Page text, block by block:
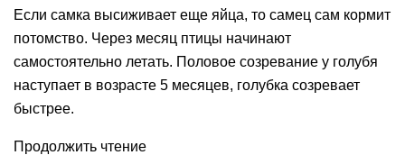
Если самка высиживает еще яйца, то самец сам кормит
потомство. Через месяц птицы начинают
самостоятельно летать. Половое созревание у голубя
наступает в возрасте 5 месяцев, голубка созревает
быстрее.
Продолжить чтение